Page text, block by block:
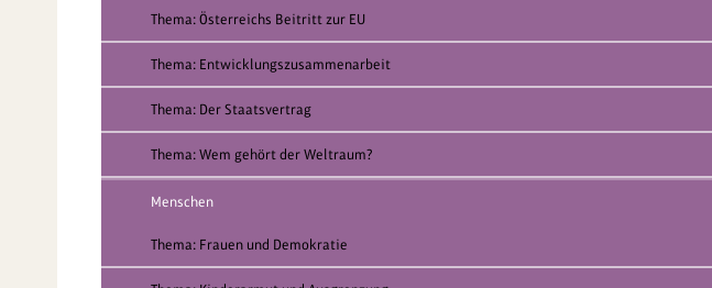
Thema: Österreichs Beitritt zur EU
Thema: Entwicklungszusammenarbeit
Thema: Der Staatsvertrag
Thema: Wem gehört der Weltraum?
Menschen
Thema: Frauen und Demokratie